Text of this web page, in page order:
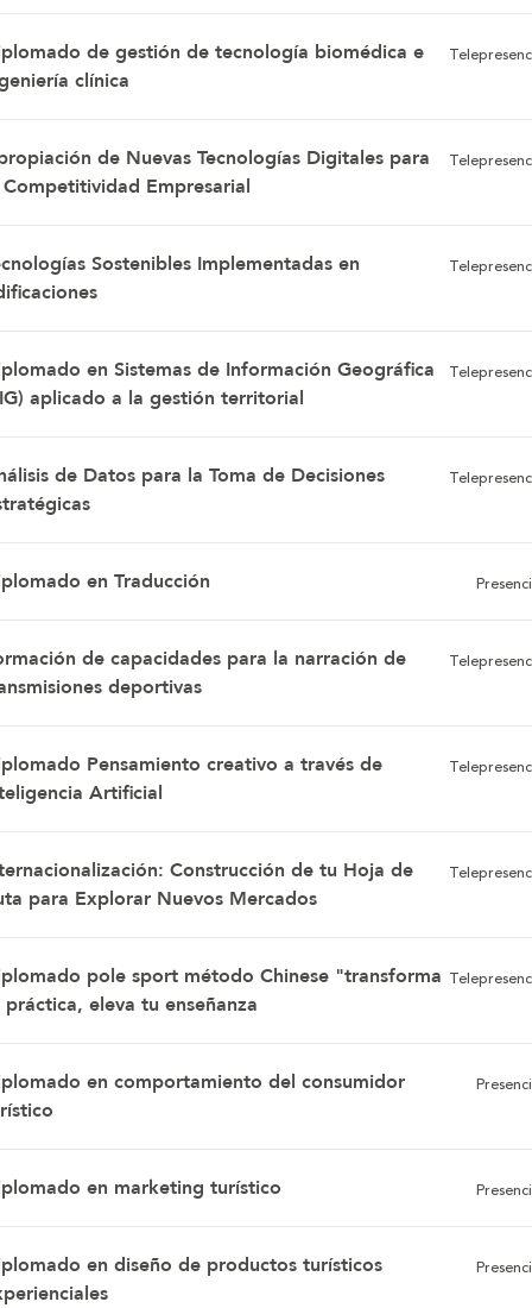
de gestión de tecnología biomédica e
clínica
de Nuevas Tecnologías Digitales para
Empresarial
Sostenibles Implementadas en
en Sistemas de Información Geográfica
aplicado a la gestión territorial
de Datos para la Toma de Decisiones
en Traducción
de capacidades para la narración de
deportivas
Pensamiento creativo a través de
Artificial
Construcción de tu Hoja de
para Explorar Nuevos Mercados
pole sport método Chinese "transforma
eleva tu enseñanza
en comportamiento del consumidor
en marketing turístico
en diseño de productos turísticos